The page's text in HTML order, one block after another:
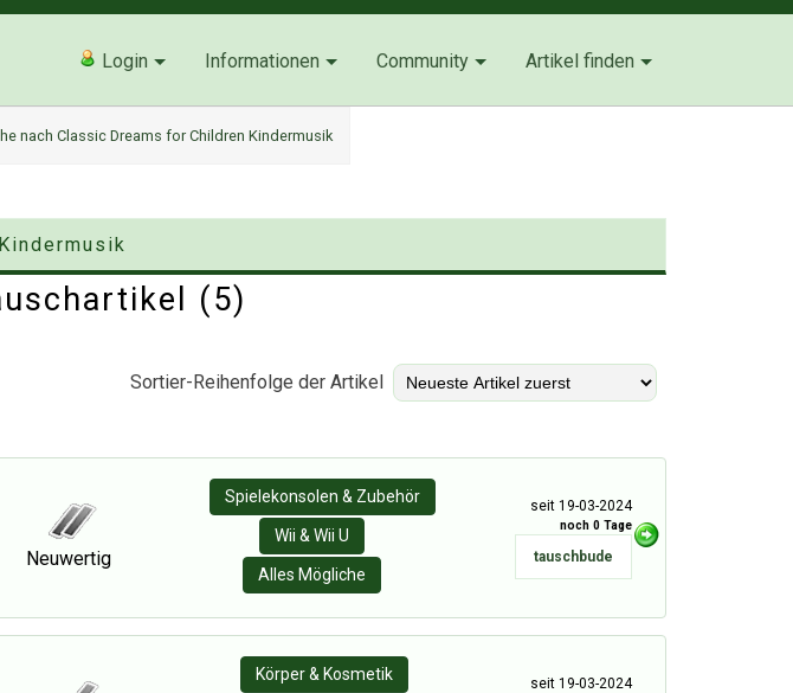
Login Informationen Community Artikel finden
nach Classic Dreams for Children Kindermusik
(5)
Sortier-Reihenfolge der Artikel
Neuwertig
Spielekonsolen & Zubehör
Wii & Wii U
Alles Mögliche
seit 19-03-2024
noch 0 Tage
tauschbude
Körper & Kosmetik seit 19-03-2024